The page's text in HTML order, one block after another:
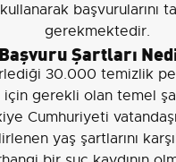
başvurularını
gerekmektedir.
Başvuru Şartları
30.000 temizlik
için gerekli olan temel
Cumhuriyeti
yaş şartlarını